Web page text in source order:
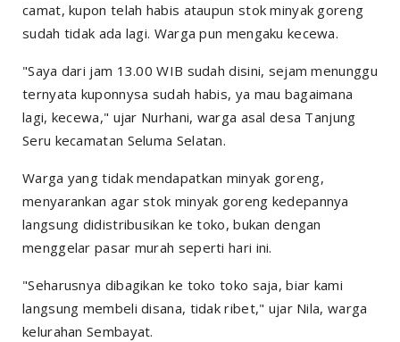
camat, kupon telah habis ataupun stok minyak goreng
sudah tidak ada lagi. Warga pun mengaku kecewa.
"Saya dari jam 13.00 WIB sudah disini, sejam menunggu
ternyata kuponnysa sudah habis, ya mau bagaimana
lagi, kecewa," ujar Nurhani, warga asal desa Tanjung
Seru kecamatan Seluma Selatan.
Warga yang tidak mendapatkan minyak goreng,
menyarankan agar stok minyak goreng kedepannya
langsung didistribusikan ke toko, bukan dengan
menggelar pasar murah seperti hari ini.
"Seharusnya dibagikan ke toko toko saja, biar kami
langsung membeli disana, tidak ribet," ujar Nila, warga
kelurahan Sembayat.